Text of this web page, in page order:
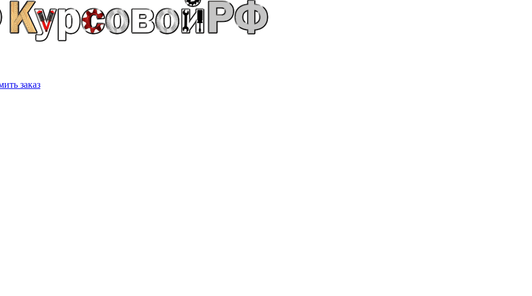
заказ